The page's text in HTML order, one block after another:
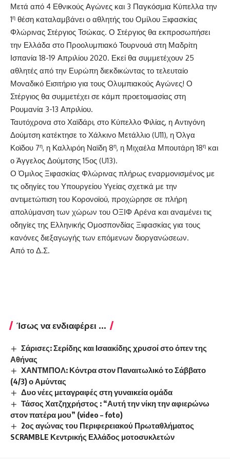
Μετά από 4 Εθνικούς Αγώνες και 3 Παγκόσμια Κύπελλα την
1η θέση καταλαμβάνει ο αθλητής του Ομίλου Ξιφασκίας
Φλώρινας Στέργιος Τσώκας. Ο Στέργιος θα εκπροσωπήσει
την Ελλάδα στο Προολυμπιακό Τουρνουά στη Μαδρίτη
Ισπανία 18-19 Απριλίου 2020. Εκεί θα συμμετέχουν 25
αθλητές από την Ευρώπη διεκδικώντας το τελευταίο
Μοναδικό Εισιτήριο για τους Ολυμπιακούς Αγώνες! Ο
Στέργιος θα συμμετέχει σε κάμπ προετοιμασίας στη
Ρουμανία 3-13 Απριλίου.
Ταυτόχρονα στο Χαϊδάρι, στο Κύπελλο Φιλίας, η Αντιγόνη
Δούμτση κατέκτησε το Χάλκινο Μετάλλιο (U11), η Όλγα
Κοϊδου 7η, η Καλλιρόη Ναϊδη 8η, η Μιχαέλα Μπουτάρη 18η και
ο Άγγελος Δούμτσης 15ος (U13).
Ο Όμιλος Ξιφασκίας Φλώρινας πλήρως εναρμονισμένος με
τις οδηγίες του Υπουργείου Υγείας σχετικά με την
αντιμετώπιση του Κορονοϊού, προχώρησε σε πλήρη
απολύμανση των χώρων του ΟΞΙΦ Αρένα και αναμένει τις
οδηγίες της Ελληνικής Ομοσπονδίας Ξιφασκίας για τους
κανόνες διεξαγωγής των επόμενων διοργανώσεων.
Από το Δ.Σ.
Ίσως να ενδιαφέρει ...
Σάρισες: Σερίδης και Ισαακίδης χρυσοί στο όπεν της
Αθήνας
ΧΑΝΤΜΠΟΛ: Κόντρα στον Παναιτωλικό το Σάββατο
(4/3) ο Αμύντας
Δυο νέες μεταγραφές στη γυναικεία ομάδα
Τάσος Χατζηχρήστος : “Αυτή την νίκη την αφιερώνω
στον πατέρα μου” (video – foto)
2ος αγώνας του Περιφερειακού Πρωταθλήματος
SCRAMBLE Κεντρικής Ελλάδος μοτοσυκλετών